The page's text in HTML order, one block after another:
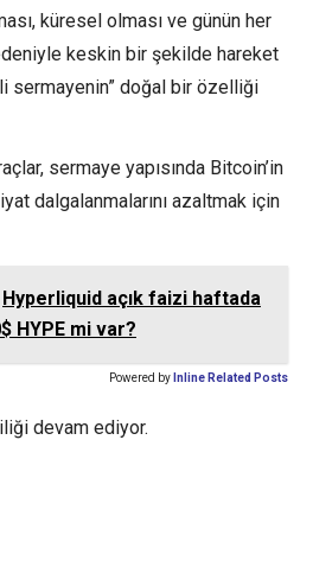
küresel olması ve günün her
keskin bir şekilde hareket
sermayenin” doğal bir özelliği
sermaye yapısında Bitcoin’in
dalgalanmalarını azaltmak için
Hyperliquid açık faizi haftada
HYPE mi var?
Powered by Inline Related Posts
devam ediyor.